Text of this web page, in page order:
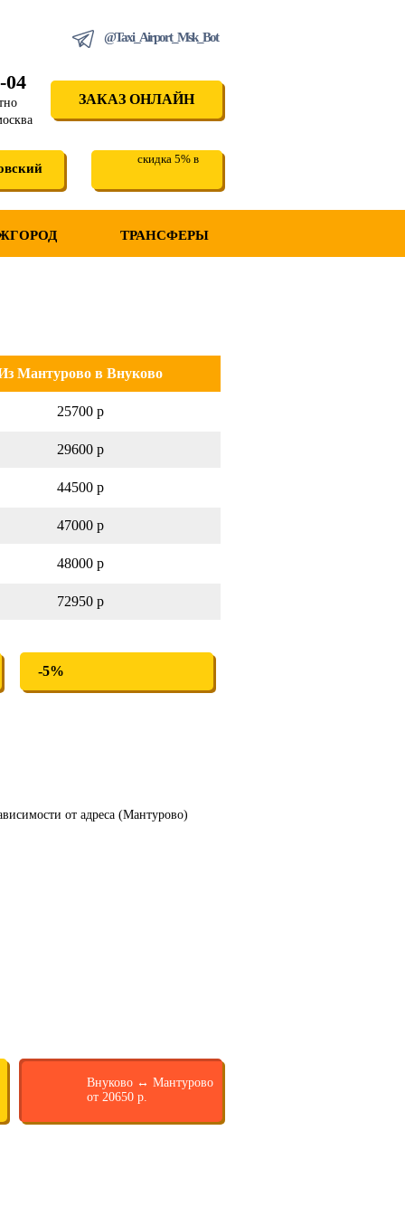
@Taxi_Airport_Msk_Bot
04
ЗАКАЗ ОНЛАЙН
скидка 5% в
ТРАНСФЕРЫ
Мантурово в Внуково
25700 р
29600 р
44500 р
47000 р
48000 р
72950 р
-5%
от адреса (Мантурово)
Внуково ↔ Мантурово
от 20650 р.